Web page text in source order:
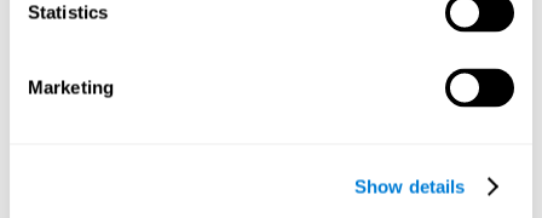
Statistics
Marketing
Show details